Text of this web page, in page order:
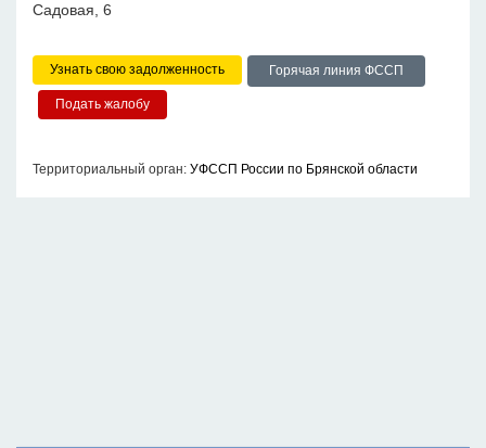
Садовая, 6
Узнать свою задолженность Горячая линия ФССП
Территориальный орган: УФССП России по Брянской области